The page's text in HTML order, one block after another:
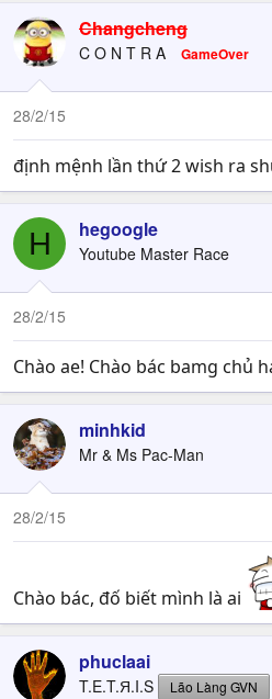
Changcheng
C O N T R A GameOver
28/2/15
định mệnh lần thứ 2 wish ra
H hegoogle
Youtube Master Race
28/2/15
Chào ae! Chào bác bamg chủ
minhkid
Mr & Ms Pac-Man
28/2/15
Chào bác, đố biết mình là ai
phuclaai
T.E.T.Я.I.S Lão Làng GVN